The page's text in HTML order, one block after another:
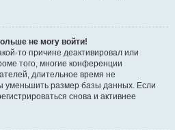
не могу войти!
то причине деактивировал или
того, многие конференции
длительное время не
уменьшить размер базы данных. Если
снова и активнее